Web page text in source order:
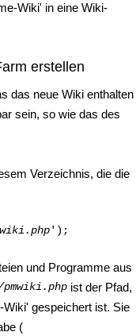
Wiki' in eine Wiki-
erstellen
das neue Wiki enthalten
sein, so wie das des
Verzeichnis, die die
und Programme aus
ist der Pfad,
gespeichert ist. Sie
(